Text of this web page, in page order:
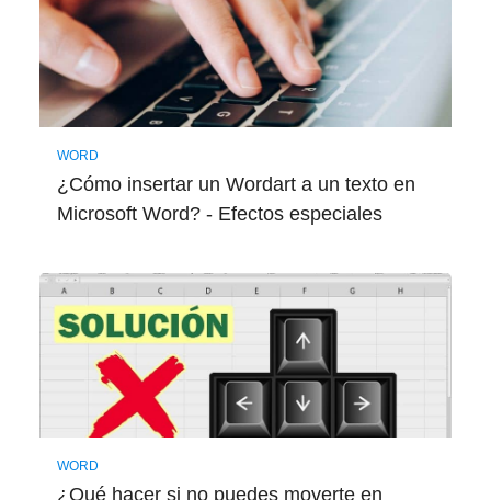
WORD
¿Cómo insertar un Wordart a un texto en
Microsoft Word? - Efectos especiales
WORD
¿Qué hacer si no puedes moverte en